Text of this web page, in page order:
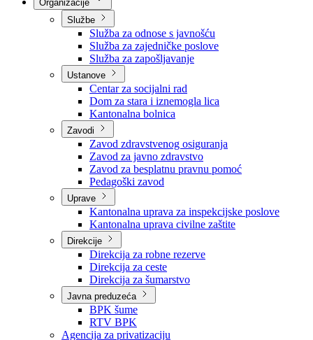
Nadležnosti
Sjednice Vlade
Službe
Služba za odnose s javnošću
Služba za zajedničke poslove
Služba za zapošljavanje
Ustanove
Centar za socijalni rad
Dom za stara i iznemogla lica
Kantonalna bolnica
Zavodi
Zavod zdravstvenog osiguranja
Zavod za javno zdravstvo
Zavod za besplatnu pravnu pomoć
Pedagoški zavod
Uprave
Kantonalna uprava za inspekcijske poslove
Kantonalna uprava civilne zaštite
Direkcije
Direkcija za robne rezerve
Direkcija za ceste
Direkcija za šumarstvo
Javna preduzeća